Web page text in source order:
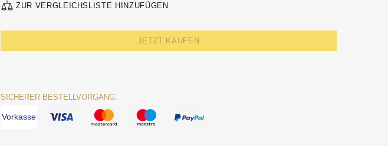
ZUR VERGLEICHSLISTE HINZUFÜGEN
JETZT KAUFEN
SICHERER BESTELLVORGANG:
Vorkasse